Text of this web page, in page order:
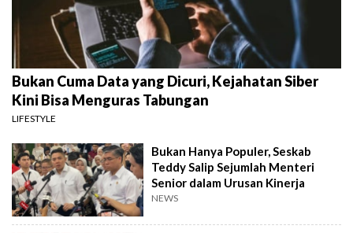
Bukan Cuma Data yang Dicuri, Kejahatan Siber
Kini Bisa Menguras Tabungan
LIFESTYLE
Bukan Hanya Populer, Seskab
Teddy Salip Sejumlah Menteri
Senior dalam Urusan Kinerja
NEWS